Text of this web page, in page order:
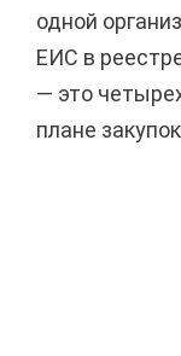
одной
ЕИС в
— это
плане